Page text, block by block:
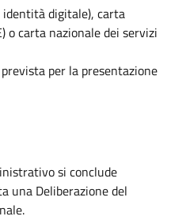
identità digitale), carta
o carta nazionale dei servizi
per la presentazione
si conclude
una Deliberazione del